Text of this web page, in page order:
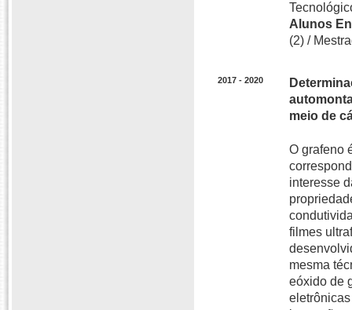
Alunos
(2) /
2017 - 2020
meio de
O grafeno
interesse
filmes
mesma
eóxido de